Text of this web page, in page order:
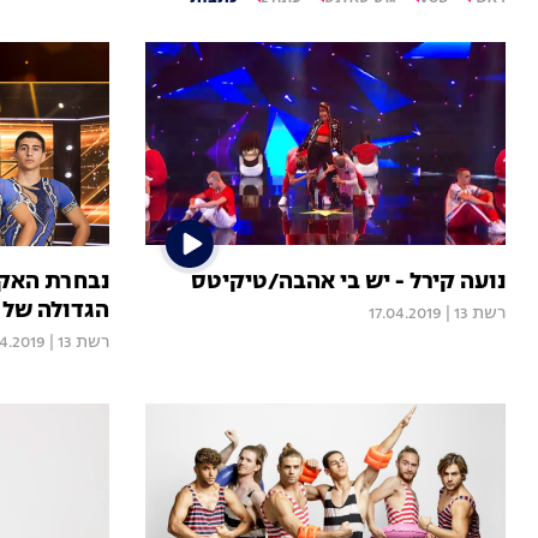
נועה קירל - יש בי אהבה/טיקיטס
רשת 13 17.04.2019
נבחרת
הגדולה
רשת 13